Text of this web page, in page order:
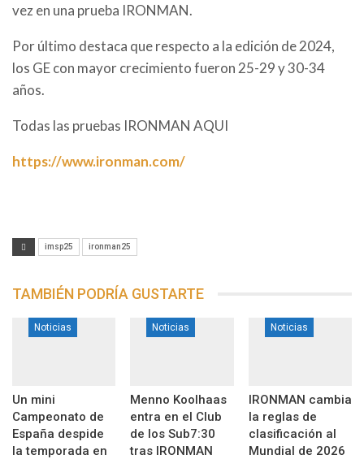
vez en una prueba IRONMAN.
Por último destaca que respecto a la edición de 2024,
los GE con mayor crecimiento fueron 25-29 y 30-34
años.
Todas las pruebas IRONMAN AQUI
https://www.ironman.com/
imsp25 ironman25
TAMBIÉN PODRÍA GUSTARTE
Noticias
Un mini
Campeonato de
España despide
la temporada en
Noticias
Menno Koolhaas
entra en el Club
de los Sub7:30
tras IRONMAN
Noticias
IRONMAN cambia
la reglas de
clasificación al
Mundial de 2026